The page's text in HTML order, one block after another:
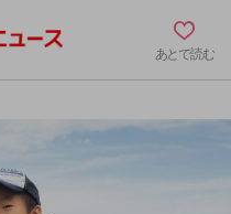
あとで読む